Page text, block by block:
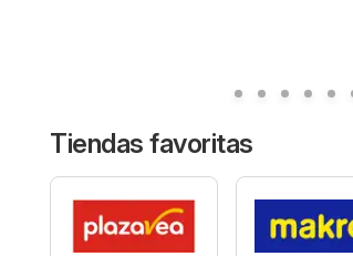
Tiendas favoritas